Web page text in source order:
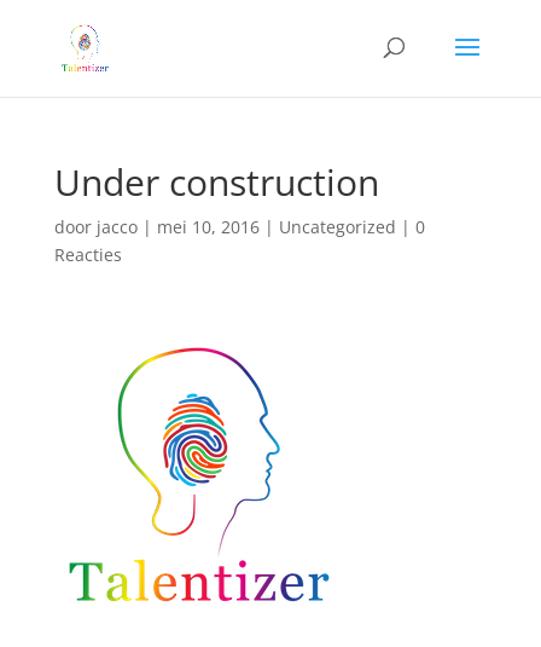
Under construction
door jacco| mei 10, 2016| Uncategorized | 0
Reacties